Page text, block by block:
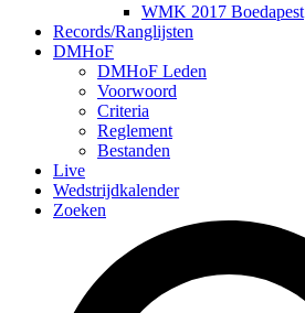
WMK 2017 Boedapest
Records/Ranglijsten
DMHoF
DMHoF Leden
Voorwoord
Criteria
Reglement
Bestanden
Live
Wedstrijdkalender
Zoeken